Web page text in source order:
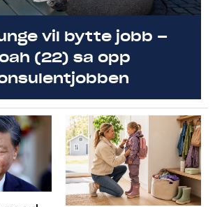
vil bytte jobb –
(22) sa opp